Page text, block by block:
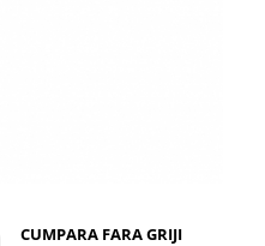
CUMPARA FARA GRIJI